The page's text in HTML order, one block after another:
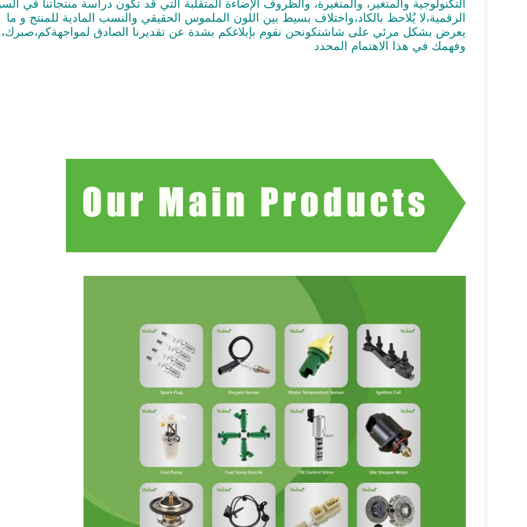
التكنولوجية والمتغير، والمتغيرة، والظروف الإضاءة المتقلبة التي قد تكون دراسة منتجاتنا في
الرقمية،لا يُلاحظ بالكاد،واختلاف بسيط بين اللون الملموس الحقيقي والنسب المادية للمنتج و ما
يعرض بشكل مرئي على شاشتكونحن نقوم بإبلاغكم بشدة عن تقديرنا الصادق لمواجهةكم،صبرك،
وفهمك في هذا الاهتمام المحدد